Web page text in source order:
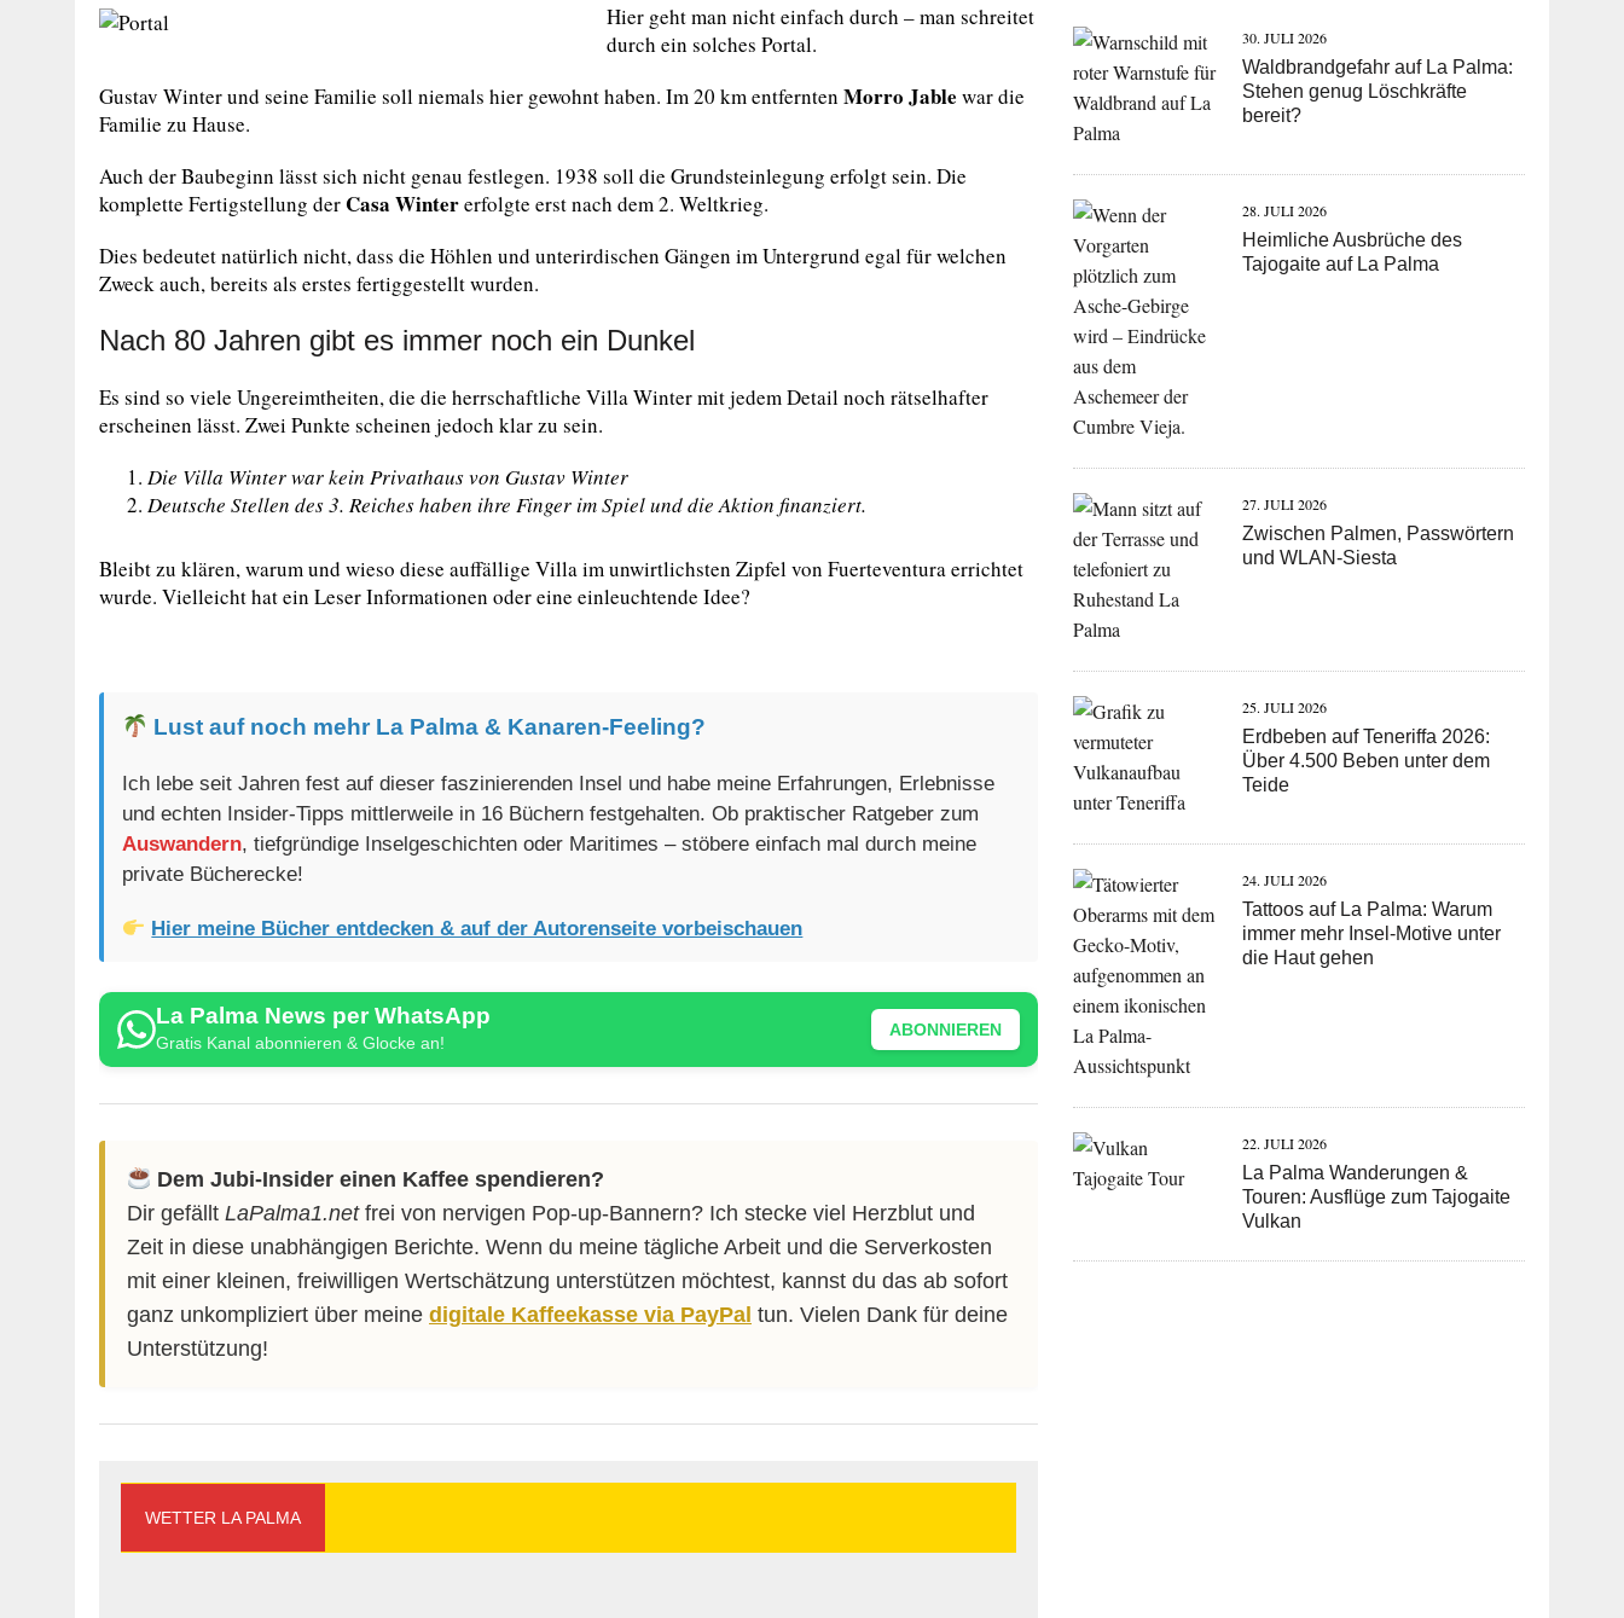
Hier geht man nicht einfach durch – man schreitet
durch ein solches Portal.
Gustav Winter und seine Familie soll niemals hier gewohnt haben. Im 20 km entfernten Morro Jable war die
Familie zu Hause.
Auch der Baubeginn lässt sich nicht genau festlegen. 1938 soll die Grundsteinlegung erfolgt sein. Die
komplette Fertigstellung derCasa Wintererfolgte erst nach dem 2. Weltkrieg.
Dies bedeutet natürlich nicht, dass die Höhlen und unterirdischen Gängen im Untergrund egal für welchen
Zweck auch, bereits als erstes fertiggestellt wurden.
Nach 80 Jahren gibt es immer noch ein Dunkel
Es sind so viele Ungereimtheiten, die die herrschaftliche Villa Winter mit jedem Detail noch rätselhafter
erscheinen lässt. Zwei Punkte scheinen jedoch klar zu sein.
Die Villa Winter war kein Privathaus von Gustav Winter
Deutsche Stellen des 3. Reiches haben ihre Finger im Spiel und die Aktion finanziert.
Bleibt zu klären, warum und wieso diese auffällige Villa im unwirtlichsten Zipfel von Fuerteventura errichtet
wurde. Vielleicht hat ein Leser Informationen oder eine einleuchtende Idee?
Lust auf noch mehr La Palma & Kanaren-Feeling?
Ich lebe seit Jahren fest auf dieser faszinierenden Insel und habe meine Erfahrungen, Erlebnisse
und echten Insider-Tipps mittlerweile in 16 Büchern festgehalten. Ob praktischer Ratgeber zum
Auswandern, tiefgründige Inselgeschichten oder Maritimes – stöbere einfach mal durch meine
private Bücherecke!
Hier meine Bücher entdecken & auf der Autorenseite vorbeischauen
La Palma News per WhatsApp
Gratis Kanal abonnieren & Glocke an!
ABONNIEREN
Dem Jubi-Insider einen Kaffee spendieren?
Dir gefällt LaPalma1.netfrei von nervigen Pop-up-Bannern? Ich stecke viel Herzblut und
Zeit in diese unabhängigen Berichte. Wenn du meine tägliche Arbeit und die Serverkosten
mit einer kleinen, freiwilligen Wertschätzung unterstützen möchtest, kannst du das ab sofort
ganz unkompliziert über meine digitale Kaffeekasse via PayPal tun. Vielen Dank für deine
Unterstützung!
WETTER LA PALMA
30. JULI 2026
Waldbrandgefahr auf La Palma:
Stehen genug Löschkräfte
bereit?
28. JULI 2026
Heimliche Ausbrüche des
Tajogaite auf La Palma
27. JULI 2026
Zwischen Palmen, Passwörtern
und WLAN-Siesta
25. JULI 2026
Erdbeben auf Teneriffa 2026:
Über 4.500 Beben unter dem
Teide
24. JULI 2026
Tattoos auf La Palma: Warum
immer mehr Insel-Motive unter
die Haut gehen
22. JULI 2026
La Palma Wanderungen &
Touren: Ausflüge zum Tajogaite
Vulkan